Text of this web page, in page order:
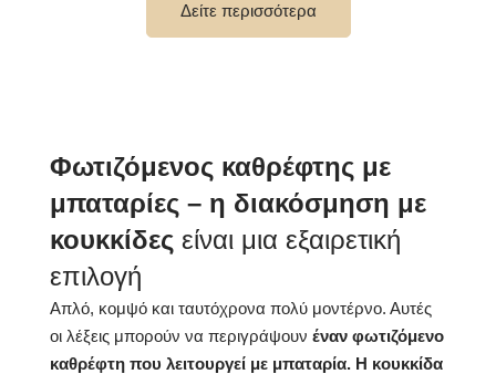
Ισχύς φωτισμού LED 1200lm
Εγγύηση 2 χρόνια
περιλαμβάνεται
Αξεσουάρ τοποθέτησης,
Οδηγίες εγκατάστασης
Τύπος καθρέφτη LED με οπίσθιο φωτισμό
Σκοπός του καθρέφτη Διακοσμητικό, διακοσμητικό
Δείτε περισσότερα
Φωτιζόμενος καθρέφτης με
μπαταρίες – η διακόσμηση με
κουκκίδες είναι μια εξαιρετική
επιλογή
Απλό, κομψό και ταυτόχρονα πολύ μοντέρνο. Αυτές
οι λέξεις μπορούν να περιγράψουν έναν φωτιζόμενο
καθρέφτη που λειτουργεί με μπαταρία. Η κουκκίδα